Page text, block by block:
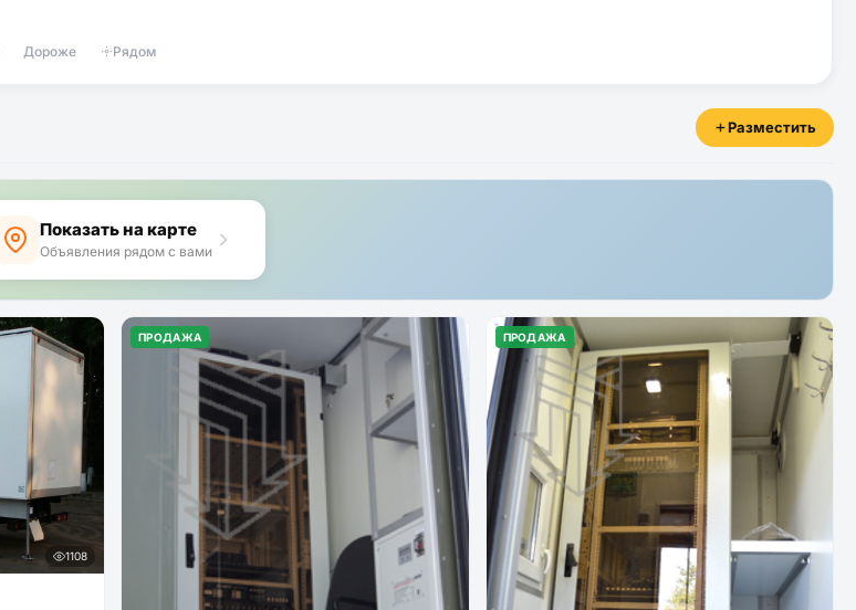
Дороже Рядом
Разместить
Показать на карте
Объявления рядом с вами
1108
ПРОДАЖА ПРОДАЖА